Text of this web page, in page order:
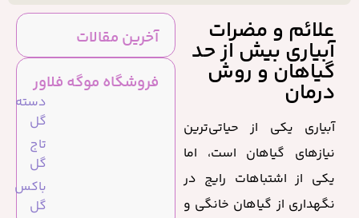
علائم و مضرات
آبیاری بیش از حد
گیاهان و روش
درمان
آبیاری یکی از حیاتی‌ترین
نیازهای گیاهان است، اما
یکی از اشتباهات رایج در
نگهداری از گیاهان خانگی و
آخرین مقالات
فروشگاه موگه فلاور
دسته
گل
تاج
گل
باکس
گل